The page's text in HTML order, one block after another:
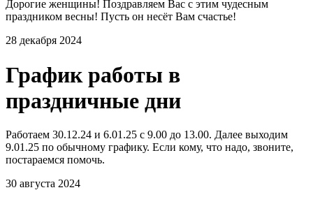
Дорогие женщины! Поздравляем Вас с этим чудесным
праздником весны! Пусть он несёт Вам счастье!
28 декабря 2024
График работы в
праздничные дни
Работаем 30.12.24 и 6.01.25 с 9.00 до 13.00. Далее выходим
9.01.25 по обычному графику. Если кому, что надо, звоните,
постараемся помочь.
30 августа 2024